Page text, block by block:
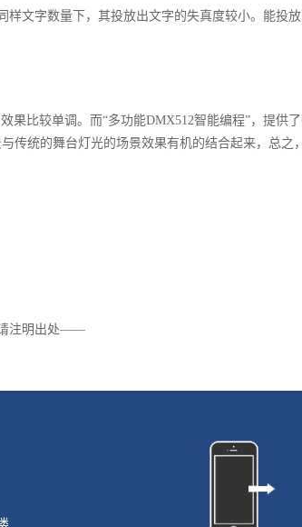
文字数量下，其投放出文字的失真度较小。能投
比较单调。而“多功能DMX512智能编程”，提供
传统的舞台灯光的场景效果有机的结合起来，总之
注明出处——